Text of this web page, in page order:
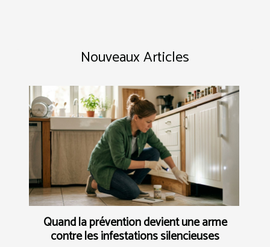
Nouveaux Articles
Quand la prévention devient une arme
contre les infestations silencieuses